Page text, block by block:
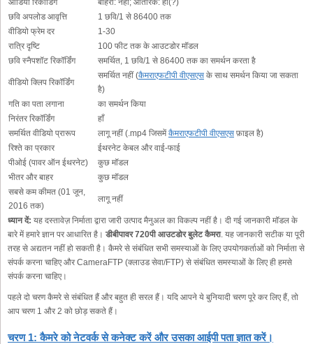
ऑडियो रिकॉर्डिंग
बाहरी: नहीं; आंतरिक: हाँ(?)
छवि अपलोड आवृत्ति
1 छवि/1 से 86400 तक
वीडियो फ्रेम दर
1-30
रात्रि दृष्टि
100 फीट तक के आउटडोर मॉडल
छवि स्नैपशॉट रिकॉर्डिंग
समर्थित, 1 छवि/1 से 86400 तक का समर्थन करता है
वीडियो क्लिप रिकॉर्डिंग
समर्थित नहीं (कैमराएफटीपी वीएसएस के साथ समर्थन किया जा सकता
है)
गति का पता लगाना
का समर्थन किया
निरंतर रिकॉर्डिंग
हाँ
समर्थित वीडियो प्रारूप
लागू नहीं (.mp4 जिसमेंकैमराएफटीपी वीएसएस फ़ाइल है)
रिश्ते का प्रकार
ईथरनेट केबल और वाई-फाई
पीओई (पावर ऑन ईथरनेट)
कुछ मॉडल
भीतर और बाहर
कुछ मॉडल
सबसे कम कीमत (01 जून,
2016 तक)
लागू नहीं
ध्यान दें: यह दस्तावेज़ निर्माता द्वारा जारी उत्पाद मैनुअल का विकल्प नहीं है। दी गई जानकारी मॉडल के
बारे में हमारे ज्ञान पर आधारित है। डीबीपावर 720पी आउटडोर बुलेट कैमरा. यह जानकारी सटीक या पूरी
तरह से अद्यतन नहीं हो सकती है। कैमरे से संबंधित सभी समस्याओं के लिए उपयोगकर्ताओं को निर्माता से
संपर्क करना चाहिए और CameraFTP (क्लाउड सेवा/FTP) से संबंधित समस्याओं के लिए ही हमसे
संपर्क करना चाहिए।
पहले दो चरण कैमरे से संबंधित हैं और बहुत ही सरल हैं। यदि आपने ये बुनियादी चरण पूरे कर लिए हैं, तो
आप चरण 1 और 2 को छोड़ सकते हैं।
चरण 1: कैमरे को नेटवर्क से कनेक्ट करें और उसका आईपी पता ज्ञात करें।